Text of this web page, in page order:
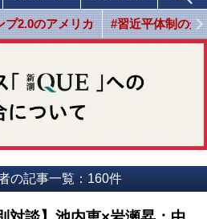
プ2.0のアメリカ #習近平体制の光
の記事一覧：160件